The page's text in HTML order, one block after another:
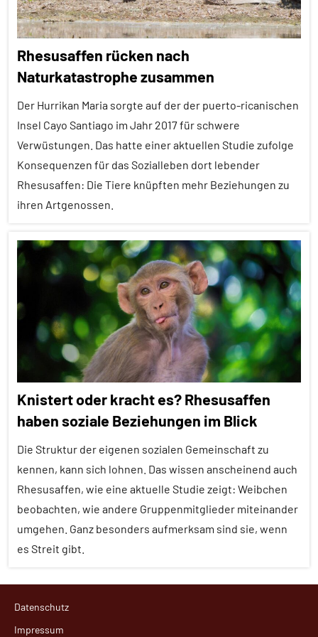
Rhesusaffen rücken nach
Naturkatastrophe zusammen
Der Hurrikan Maria sorgte auf der der puerto-ricanischen
Insel Cayo Santiago im Jahr 2017 für schwere
Verwüstungen. Das hatte einer aktuellen Studie zufolge
Konsequenzen für das Sozialleben dort lebender
Rhesusaffen: Die Tiere knüpften mehr Beziehungen zu
ihren Artgenossen.
Affiliation
Alle
Themen
Tiergruppen
Forschung
aktuell
Körperpflege
Säugetiere
Soziale
Soziale
Knistert oder kracht es? Rhesusaffen
haben soziale Beziehungen im Blick
Die Struktur der eigenen sozialen Gemeinschaft zu
kennen, kann sich lohnen. Das wissen anscheinend auch
Rhesusaffen, wie eine aktuelle Studie zeigt: Weibchen
beobachten, wie andere Gruppenmitglieder miteinander
umgehen. Ganz besonders aufmerksam sind sie, wenn
es Streit gibt.
Datenschutz
Impressum